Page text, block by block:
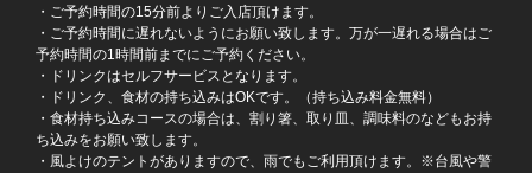
・ご予約時間の15分前よりご入店頂けます。
・ご予約時間に遅れないようにお願い致します。万が一遅れる場合はご
予約時間の1時間前までにご予約ください。
・ドリンクはセルフサービスとなります。
・ドリンク、食材の持ち込みはOKです。（持ち込み料金無料）
・食材持ち込みコースの場合は、割り箸、取り皿、調味料のなどもお持
ち込みをお願い致します。
・風よけのテントがありますので、雨でもご利用頂けます。※台風や警
お店情報をコピー